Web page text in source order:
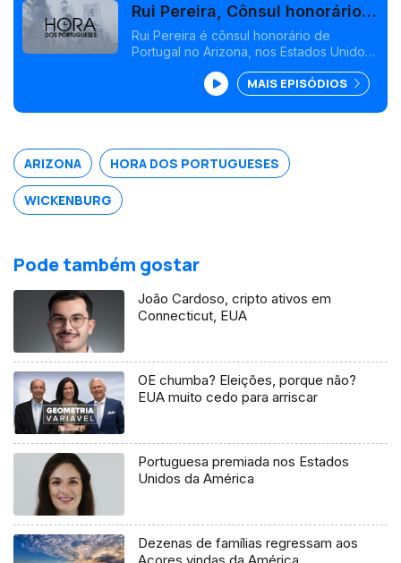
Rui Pereira, Cônsul honorário
de Portugal no Arizona
Rui Pereira é cônsul honorário de
Portugal no Arizona, nos Estados Unidos
presidente da câmara Municipal de
Wickenburg, que tem assistido a um
aumento da presença portuguesa.
MAIS EPISÓDIOS
ARIZONA HORA DOS PORTUGUESES
WICKENBURG
Pode também gostar
João Cardoso, cripto ativos em
Connecticut, EUA
OE chumba? Eleições, porque não?
EUA muito cedo para arriscar
Portuguesa premiada nos Estados
Unidos da América
Dezenas de famílias regressam aos
Açores vindas da América